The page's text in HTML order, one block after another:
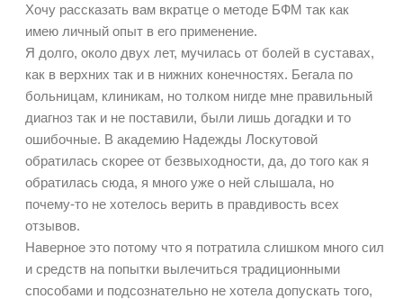
Хочу рассказать вам вкратце о методе БФМ так как
имею личный опыт в его применение.
Я долго, около двух лет, мучилась от болей в суставах,
как в верхних так и в нижних конечностях. Бегала по
больницам, клиникам, но толком нигде мне правильный
диагноз так и не поставили, были лишь догадки и то
ошибочные. В академию Надежды Лоскутовой
обратилась скорее от безвыходности, да, до того как я
обратилась сюда, я много уже о ней слышала, но
почему-то не хотелось верить в правдивость всех
отзывов.
Наверное это потому что я потратила слишком много сил
и средств на попытки вылечиться традиционными
способами и подсознательно не хотела допускать того,